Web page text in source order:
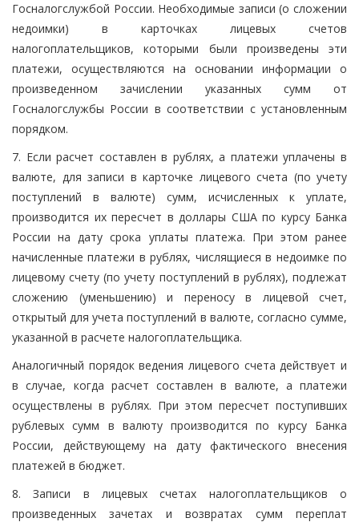
Госналогслужбой России. Необходимые записи (о сложении
недоимки) в карточках лицевых счетов
налогоплательщиков, которыми были произведены эти
платежи, осуществляются на основании информации о
произведенном зачислении указанных сумм от
Госналогслужбы России в соответствии с установленным
порядком.
7. Если расчет составлен в рублях, а платежи уплачены в
валюте, для записи в карточке лицевого счета (по учету
поступлений в валюте) сумм, исчисленных к уплате,
производится их пересчет в доллары США по курсу Банка
России на дату срока уплаты платежа. При этом ранее
начисленные платежи в рублях, числящиеся в недоимке по
лицевому счету (по учету поступлений в рублях), подлежат
сложению (уменьшению) и переносу в лицевой счет,
открытый для учета поступлений в валюте, согласно сумме,
указанной в расчете налогоплательщика.
Аналогичный порядок ведения лицевого счета действует и
в случае, когда расчет составлен в валюте, а платежи
осуществлены в рублях. При этом пересчет поступивших
рублевых сумм в валюту производится по курсу Банка
России, действующему на дату фактического внесения
платежей в бюджет.
8. Записи в лицевых счетах налогоплательщиков о
произведенных зачетах и возвратах сумм переплат